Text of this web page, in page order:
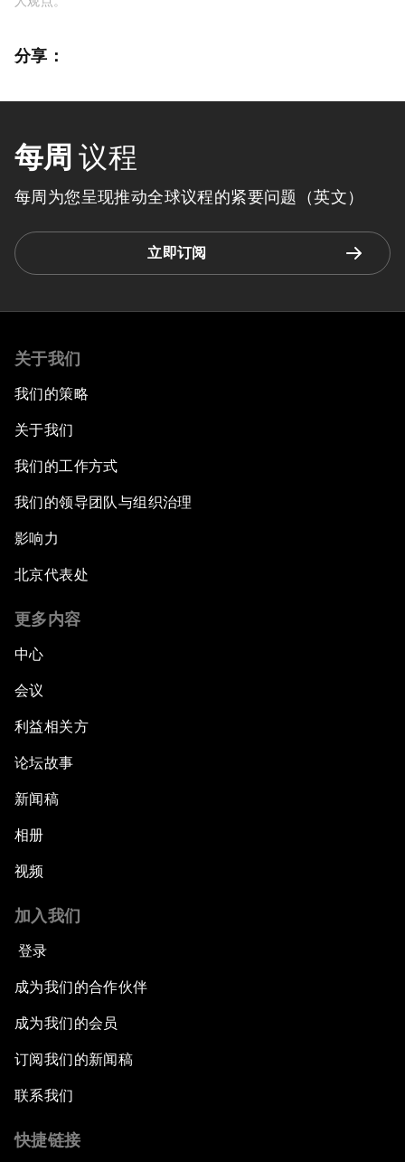
分享：
每周 议程
每周为您呈现推动全球议程的紧要问题（英文）
立即订阅
关于我们
我们的策略
关于我们
我们的工作方式
我们的领导团队与组织治理
影响力
北京代表处
更多内容
中心
会议
利益相关方
论坛故事
新闻稿
相册
视频
加入我们
登录
成为我们的合作伙伴
成为我们的会员
订阅我们的新闻稿
联系我们
快捷链接